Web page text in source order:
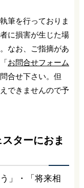
筆を行っておりま
に損害が生じた場
なお、ご指摘があ
お問合せフォーム
合せ下さい。但
できませんので予
ターにおま
」・「将来相